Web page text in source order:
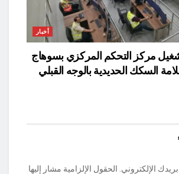
أخبار
مركز التحكم المركزي بسوهاج
السكك الحديدية بالوجه القبلي
الإلكتروني. الحقول الإلزامية مشار إليها